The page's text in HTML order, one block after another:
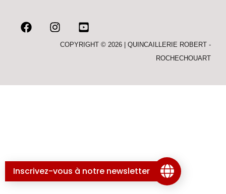
COPYRIGHT © 2026 | QUINCAILLERIE ROBERT -
ROCHECHOUART
Inscrivez-vous à notre newsletter